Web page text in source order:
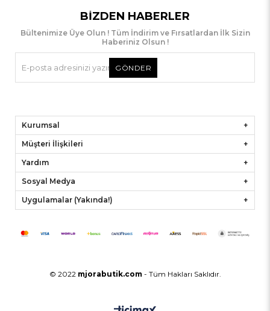
BIZDEN HABERLER
Bültenimize Üye Olun ! Tüm İndirim ve Fırsatlardan İlk Sizin
Haberiniz Olsun !
GÖNDER
Kurumsal
Müşteri İlişkileri
Yardım
Sosyal Medya
Uygulamalar (Yakında!)
© 2022 mjorabutik.com- Tüm Hakları Saklıdır.